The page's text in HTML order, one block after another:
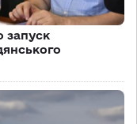
запуск